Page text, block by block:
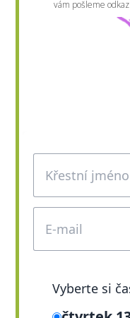
vám pošleme odkaz